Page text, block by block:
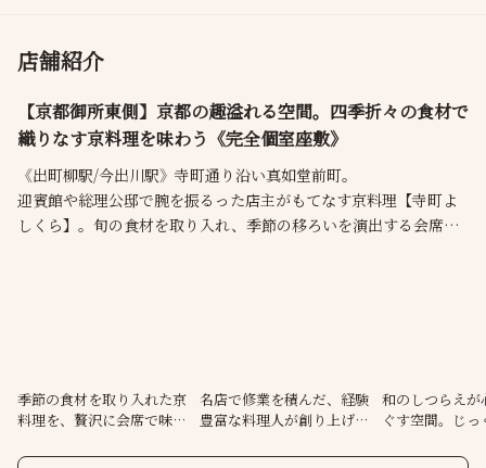
店舗紹介
【京都御所東側】京都の趣溢れる空間。四季折々の食材で
織りなす京料理を味わう《完全個室座敷》
《出町柳駅/今出川駅》寺町通り沿い真如堂前町。
迎賓館や総理公邸で腕を振るった店主がもてなす京料理【寺町よ
しくら】。旬の食材を取り入れ、季節の移ろいを演出する会席
季節の食材を取り入れた京
料理を、贅沢に会席で味わ
名店で修業を積んだ、経験
豊富な料理人が創り上げる
和のしつらえが
ぐす空間。じ